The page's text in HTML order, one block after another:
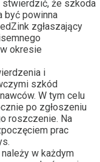
że szkoda
być powinna
zgłaszający
okresie
i
szkód
W tym celu
po zgłoszeniu
roszczenie. Na
prac
w każdym